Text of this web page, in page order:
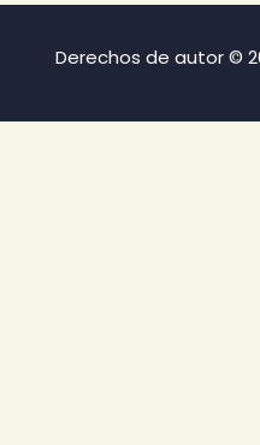
Derechos de autor ©